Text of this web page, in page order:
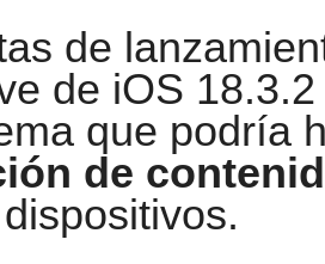
de
de iOS
que podría
de